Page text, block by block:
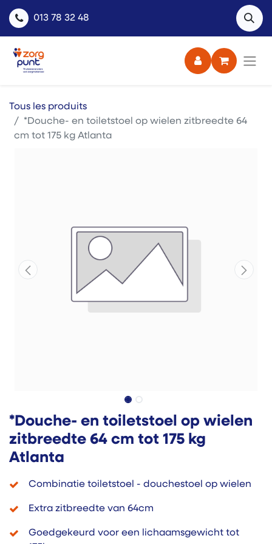
013 78 32 48
Tous les produits
*Douche- en toiletstoel op wielen zitbreedte 64
cm tot 175 kg Atlanta
*Douche- en toiletstoel op wielen
zitbreedte 64 cm tot 175 kg
Atlanta
Combinatie toiletstoel - douchestoel op wielen
Extra zitbreedte van 64cm
Goedgekeurd voor een lichaamsgewicht tot